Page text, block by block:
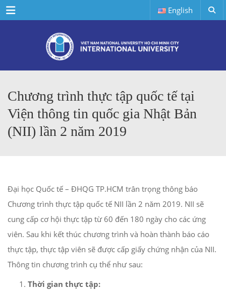
Menu English
Chương trình thực tập quốc tế tại
Viện thông tin quốc gia Nhật Bản
(NII) lần 2 năm 2019
Đại học Quốc tế – ĐHQG TP.HCM trân trọng thông báo
Chương trình thực tập quốc tế NII lần 2 năm 2019. NII sẽ
cung cấp cơ hội thực tập từ 60 đến 180 ngày cho các ứng
viên. Sau khi kết thúc chương trình và hoàn thành báo cáo
thực tập, thực tập viên sẽ được cấp giấy chứng nhận của NII.
Thông tin chương trình cụ thể như sau:
Thời gian thực tập: